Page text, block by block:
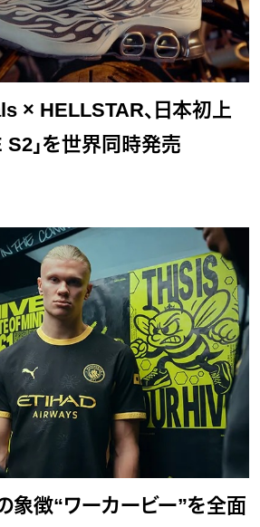
× HELLSTAR、日本初上
S2」を世界同時発売
象徴“ワーカービー”を全面